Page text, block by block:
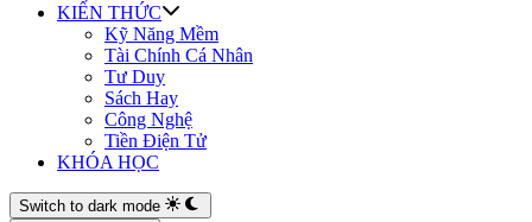
KIẾN THỨC
Kỹ Năng Mềm
Tài Chính Cá Nhân
Tư Duy
Sách Hay
Công Nghệ
Tiền Điện Tử
KHÓA HỌC
Switch to dark mode